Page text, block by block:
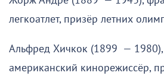
легкоатлет, призёр летних
Альфред Хичкок (1899 — 1980),
американский кинорежиссёр,